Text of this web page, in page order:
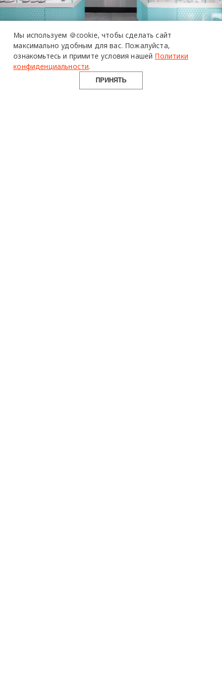
Мы используем 🍪cookie, чтобы сделать сайт
максимально удобным для вас. Пожалуйста,
ознакомьтесь и примите условия нашей Политики
конфиденциальности.
ПРИНЯТЬ